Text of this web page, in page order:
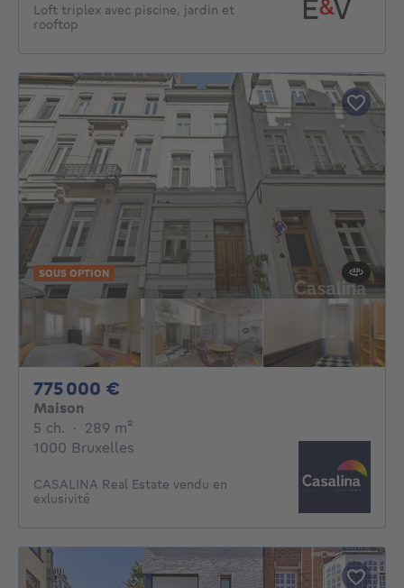
Loft triplex avec piscine, jardin et
rooftop
SOUS OPTION
775 000 €
Maison
5 ch. 5 chambres
· 289 m²
1000 Bruxelles
CASALINA Real Estate vendu en
exlusivité